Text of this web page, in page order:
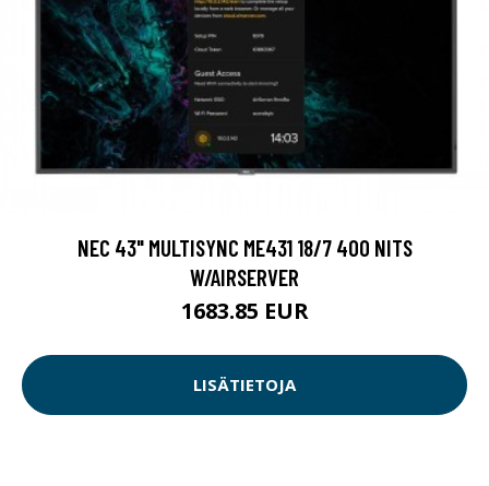
NEC 43" MULTISYNC ME431 18/7 400 NITS
W/AIRSERVER
1683.85 EUR
LISÄTIETOJA